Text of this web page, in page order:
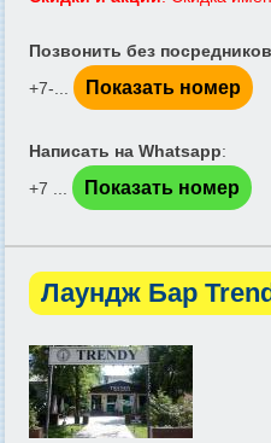
Позвонить без посредников
+7-...
Показать номер
Написать на Whatsapp:
+7 ...
Показать номер
Лаундж Бар